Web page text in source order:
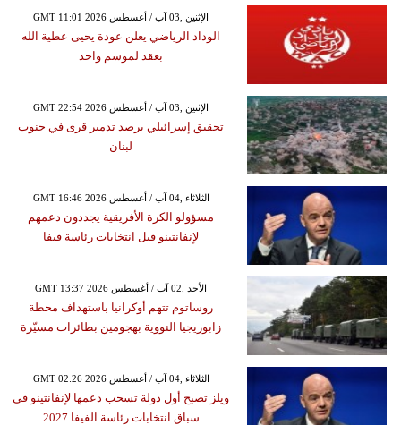
GMT 11:01 2026 الإثنين ,03 آب / أغسطس
الوداد الرياضي يعلن عودة يحيى عطية الله
بعقد لموسم واحد
GMT 22:54 2026 الإثنين ,03 آب / أغسطس
تحقيق إسرائيلي يرصد تدمير قرى في جنوب
لبنان
GMT 16:46 2026 الثلاثاء ,04 آب / أغسطس
مسؤولو الكرة الأفريقية يجددون دعمهم
لإنفانتينو قبل انتخابات رئاسة فيفا
GMT 13:37 2026 الأحد ,02 آب / أغسطس
روساتوم تتهم أوكرانيا باستهداف محطة
زابوريجيا النووية بهجومين بطائرات مسيّرة
GMT 02:26 2026 الثلاثاء ,04 آب / أغسطس
ويلز تصبح أول دولة تسحب دعمها لإنفانتينو في
سباق انتخابات رئاسة الفيفا 2027